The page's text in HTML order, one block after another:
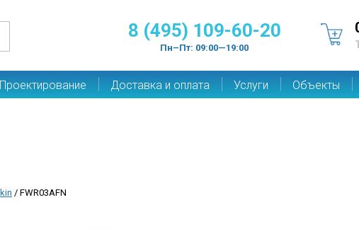
8 (495) 109-60-20
Пн–Пт: 09:00—19:00
Проектирование Доставка и оплата Услуги Объекты
/ FWR03AFN